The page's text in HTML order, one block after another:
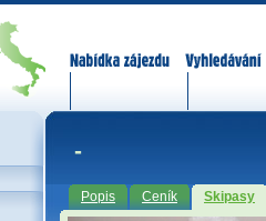
-
Popis Ceník Skipasy